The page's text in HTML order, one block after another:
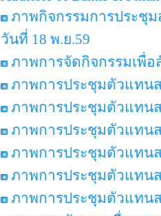
ภาพกิจกรรมการประชุ
วันที่ 18 พ.ย.59
ภาพการจัดกิจกรรมเพื่อ
ภาพการประชุมตัวแทนส
ภาพการประชุมตัวแทน
ภาพการประชุมตัวแทน
ภาพการประชุมตัวแทน
ภาพการประชุมตัวแทน
ภาพการประชุมตัวแทน